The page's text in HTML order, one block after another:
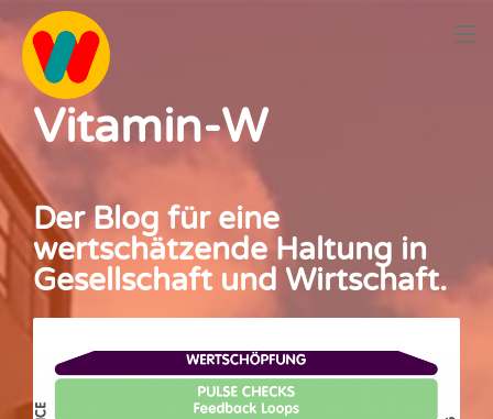
Vitamin-W
Der Blog für eine
wertschätzende Haltung in
Gesellschaft und Wirtschaft.